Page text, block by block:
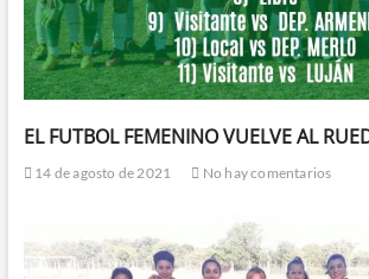
EL FUTBOL FEMENINO VUELVE AL
14 de agosto de 2021 No hay comentarios